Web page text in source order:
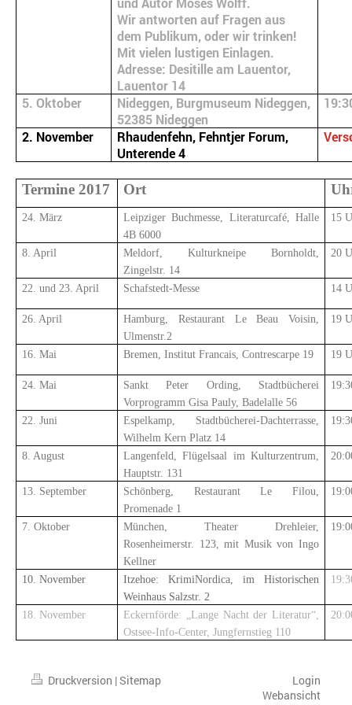
Wir antworten auf Fragen aus
dem Publikum, oder wir trinken!
Mit vielen lustigen Einlagen.
Adresse: Desitille am Lauentor,
Lauentor 14
5. Oktober
Nideggen, Burgmuseum Nideggen,
52385 Nideggen
2. November
Rhaudenfehn, Fehntjer Forum,
Unterende 4
Termine 2017 Ort
24. März
Leipziger Buchmesse, Literaturcafé, Halle
4B 6000
15
8. April
Meldorf, Kulturkneipe Bornholdt,
Zingelstr. 14
20
22. und 23. April Schafstedt-Messe 14
26. April
Hamburg, Restaurant Le Beau Voisin,
Ulmenstr.2
19
16. Mai Bremen, Institut Francais, Contrescarpe 19 19
24. Mai
Sankt Peter Ording, Stadtbücherei
Vorprogramm Gisa Pauly, Badelalle 56
22. Juni
Espelkamp, Stadtbücherei-Dachterrasse,
Wilhelm Kern Platz 14
8. August
Langenfeld, Flügelsaal im Kulturzentrum,
Hauptstr. 131
13. September
Schönberg, Restaurant Le Filou,
Promenade 1
7. Oktober
München, Theater Drehleier,
Rosenheimerstr. 123, mit Musik von Ingo
Kellner
10. November
Itzehoe: KrimiNordica, im Historischen
Weinhaus Salzstr. 2
18. November
Eckernförde: „Lange Nacht der Literatur“,
Ostsee-Info-Center, Jungfernstieg 110
Druckversion |Sitemap
Login
Webansicht